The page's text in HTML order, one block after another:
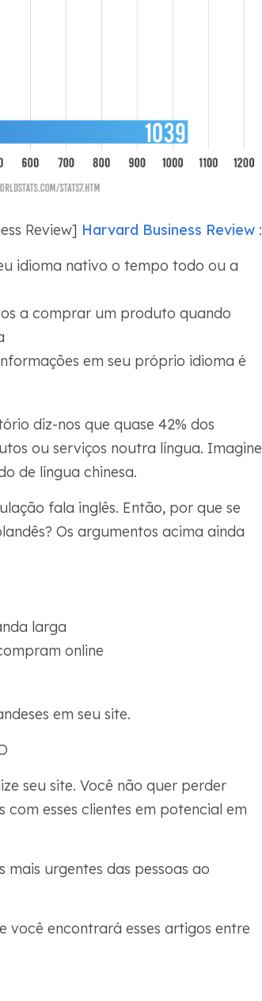
Review] Harvard Business Review:
idioma nativo o tempo todo ou a
a comprar um produto quando
em seu próprio idioma é
diz-nos que quase 42% dos
ou serviços noutra língua. Imagine
de língua chinesa.
fala inglês. Então, por que se
Os argumentos acima ainda
larga
online
em seu site.
seu site. Você não quer perder
esses clientes em potencial em
mais urgentes das pessoas ao
você encontrará esses artigos entre